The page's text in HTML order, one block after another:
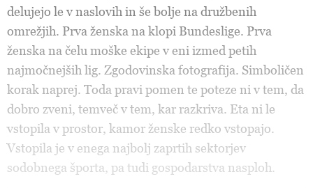
delujejo le v naslovih in še bolje na družbenih
omrežjih. Prva ženska na klopi Bundeslige. Prva
ženska na čelu moške ekipe v eni izmed petih
najmočnejših lig. Zgodovinska fotografija. Simboličen
korak naprej. Toda pravi pomen te poteze ni v tem, da
dobro zveni, temveč v tem, kar razkriva. Eta ni le
vstopila v prostor, kamor ženske redko vstopajo.
Vstopila je v enega najbolj zaprtih sektorjev
sodobnega športa, pa tudi gospodarstva nasploh.